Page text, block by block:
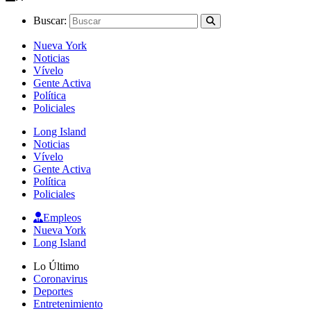
Buscar:
Nueva York
Noticias
Vívelo
Gente Activa
Política
Policiales
Long Island
Noticias
Vívelo
Gente Activa
Política
Policiales
Empleos
Nueva York
Long Island
Lo Último
Coronavirus
Deportes
Entretenimiento